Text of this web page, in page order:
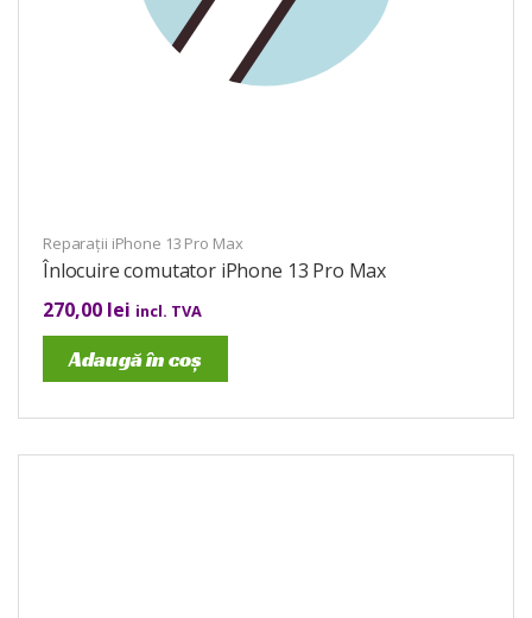
Reparații iPhone 13 Pro Max
Înlocuire comutator iPhone 13 Pro Max
270,00 lei incl. TVA
Adaugă în coș